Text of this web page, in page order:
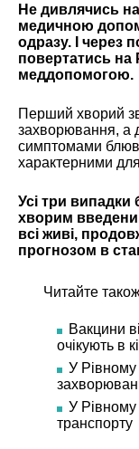
Не дивлячись на
медичною
одразу. І через
повертатись на
меддопомогою.
Перший хворий
захворювання, а
симптомами
характерними для
Усі три випадки
хворим
всі живі,
прогнозом в
Читайте
Вакцини
очікують в
У Рівному
У Рівному
транспорту